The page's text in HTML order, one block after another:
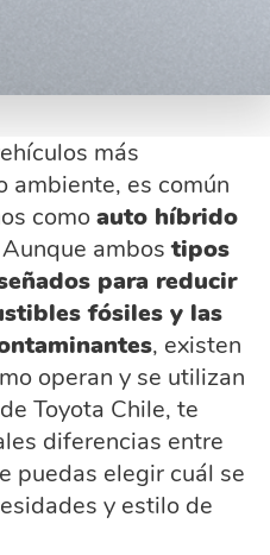
más
ambiente, es común
comoauto híbrido
ambostipos
para reducir
fósiles y las
, existen
operan y se utilizan
Toyota Chile, te
diferencias entre
puedas elegir cuál se
y estilo de